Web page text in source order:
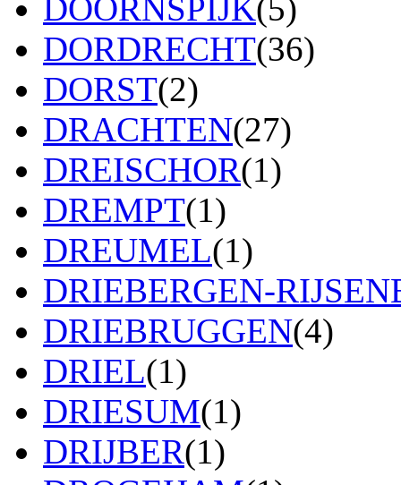
DOORNSPIJK(5)
DORDRECHT(36)
DORST(2)
DRACHTEN(27)
DREISCHOR(1)
DREMPT(1)
DREUMEL(1)
DRIEBERGEN-
DRIEBRUGGEN(4)
DRIEL(1)
DRIESUM(1)
DRIJBER(1)